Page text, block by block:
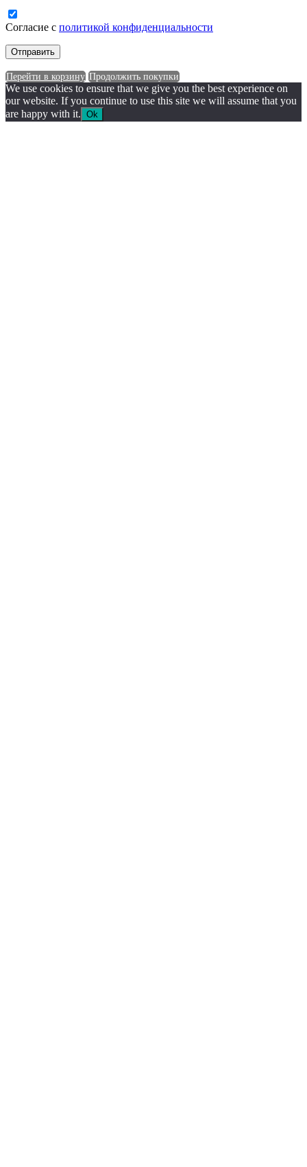
Согласие с политикой конфиденциальности
Перейти в корзину Продолжить покупки
We use cookies to ensure that we give you the best experience on
our website. If you continue to use this site we will assume that you
are happy with it. Ok